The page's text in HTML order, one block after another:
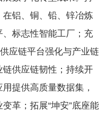
铝、铜、铅、锌冶炼
标志性智能工厂；充
应链平台强化与产业链
链供应链韧性；持续开
提供高质量数据集，
革；拓展“坤安”底座能